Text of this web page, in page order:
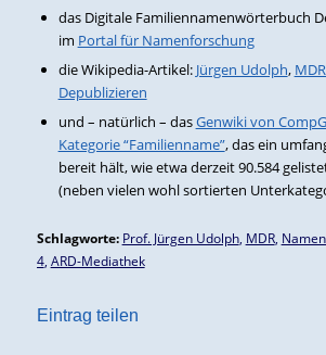
das Digitale Familiennamenwörterbuch
im Portal für Namenforschung
die Wikipedia-Artikel: Jürgen Udolph,
Depublizieren
und – natürlich – dasGenwiki von
Kategorie “Familienname”, das ein
bereit hält, wie etwa derzeit 90.584
(neben vielen wohl sortierten
Schlagworte: Prof. Jürgen Udolph, MDR,
4, ARD-Mediathek
Eintrag teilen